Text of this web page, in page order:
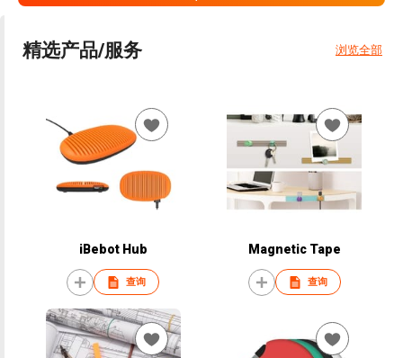
精选产品/服务 浏览全部
iBebot Hub
查询
Magnetic Tape
查询